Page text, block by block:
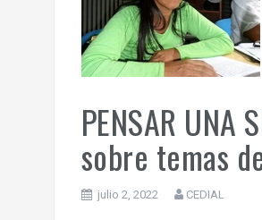
PENSAR UNA
sobre temas
julio 2, 2022 CEDIAL